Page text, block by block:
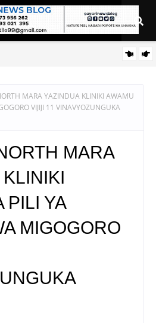
MARA YAZINDUA KLINIKI AWAMU
VIJIJI 11 VINAVYOZUNGUKA
MARA
PILI YA
MIGOGORO